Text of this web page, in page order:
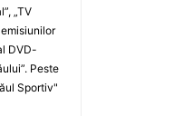
„TV
emisiunilor
DVD-
Peste
Sportiv"